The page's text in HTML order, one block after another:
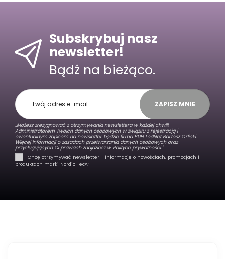
Subskrybuj nasz
newsletter!
Bądź na bieżąco.
ZAPISZ MNIE
„Możesz zrezygnować z otrzymywania newslettera w każdej chwili.
Administratorem Twoich danych osobowych w związku z rejestracją i
ewentualnym zapisem na newsletter będzie firma PUH LedNet Bartosz Orlicki.
Więcej informacji o zasadach przetwarzania danych osobowych oraz
przysługujących Ci prawach znajdziesz wPolityce prywatności."
Chcę otrzymywać newsletter - informacje o nowościach, promocjach i
produktach marki Nordic Tec®️.”